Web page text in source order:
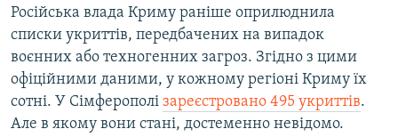
Російська влада Криму раніше оприлюднила
списки укриттів, передбачених на випадок
воєнних або техногенних загроз. Згідно з цими
офіційними даними, у кожному регіоні Криму їх
сотні. У Сімферополі зареєстровано 495 укриттів.
Але в якому вони стані, достеменно невідомо.